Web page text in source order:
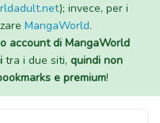
); invece, per i
MangaWorld.
account di MangaWorld
tra i due siti, quindi non
e premium!